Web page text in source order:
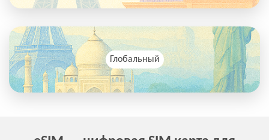
Глобальный